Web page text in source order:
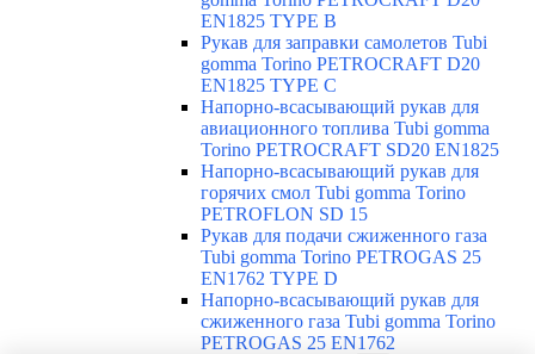
EN1825 TYPE B
Рукав для заправки самолетов Tubi
gomma Torino PETROCRAFT D20
EN1825 TYPE C
Напорно-всасывающий рукав для
авиационного топлива Tubi gomma
Torino PETROCRAFT SD20 EN1825
Напорно-всасывающий рукав для
горячих смол Tubi gomma Torino
PETROFLON SD 15
Рукав для подачи сжиженного газа
Tubi gomma Torino PETROGAS 25
EN1762 TYPE D
Напорно-всасывающий рукав для
сжиженного газа Tubi gomma Torino
PETROGAS 25 EN1762